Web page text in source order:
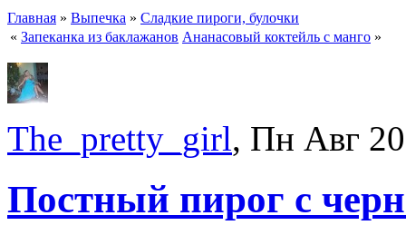
Главная » Выпечка » Сладкие пироги, булочки
« Запеканка из баклажанов Ананасовый коктейль с манго »
The_pretty_girl, Пн Авг
Постный пирог с